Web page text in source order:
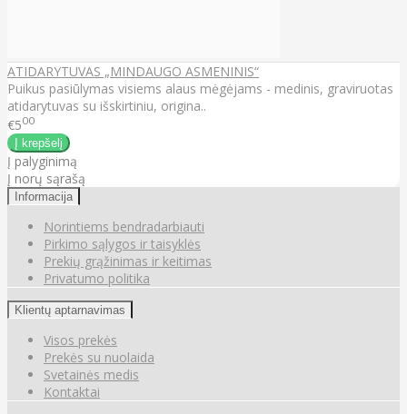
ATIDARYTUVAS „MINDAUGO ASMENINIS“
Puikus pasiūlymas visiems alaus mėgėjams - medinis, graviruotas
atidarytuvas su išskirtiniu, origina..
€500
Į palyginimą
Į norų sąrašą
Informacija
Norintiems bendradarbiauti
Pirkimo sąlygos ir taisyklės
Prekių grąžinimas ir keitimas
Privatumo politika
Klientų aptarnavimas
Visos prekės
Prekės su nuolaida
Svetainės medis
Kontaktai